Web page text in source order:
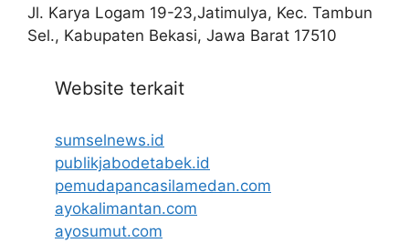
Jl. Karya Logam 19-23,Jatimulya, Kec. Tambun
Sel., Kabupaten Bekasi, Jawa Barat 17510
Website terkait
sumselnews.id
publikjabodetabek.id
pemudapancasilamedan.com
ayokalimantan.com
ayosumut.com